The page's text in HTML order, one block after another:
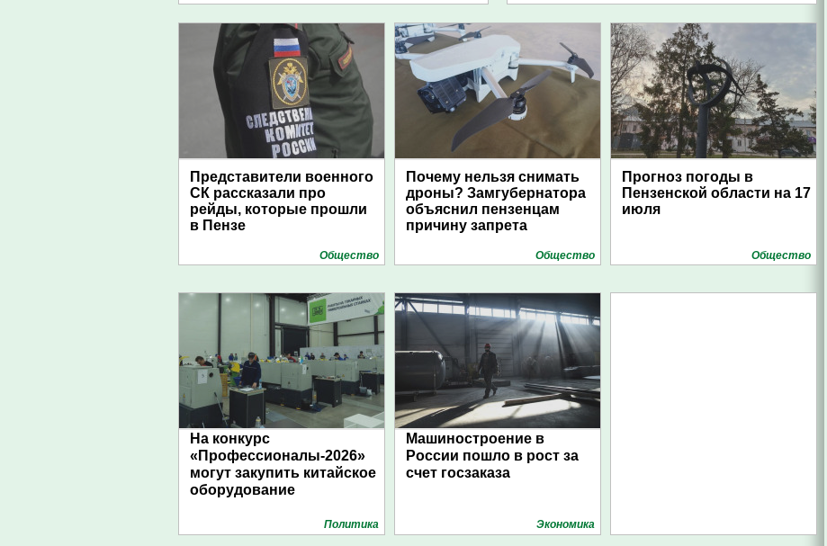
Представители военного
СК рассказали про
рейды, которые прошли
в Пензе
Общество
Почему нельзя снимать
дроны? Замгубернатора
объяснил пензенцам
причину запрета
Общество
Прогноз погоды в
Пензенской области на 17
июля
Общество
На конкурс
«Профессионалы-2026»
могут закупить китайское
оборудование
Политика
Машиностроение в
России пошло в рост за
счет госзаказа
Экономика